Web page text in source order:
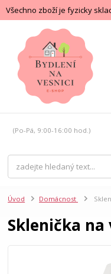
Všechno zboží je fyzicky
(Po-Pá, 9:00-16:00 hod.)
Úvod Domácnost
Sklenička na